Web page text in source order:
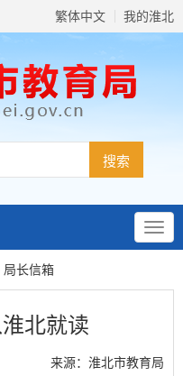
繁体中文 我的淮北
局长信箱
北就读
来源：淮北市教育局